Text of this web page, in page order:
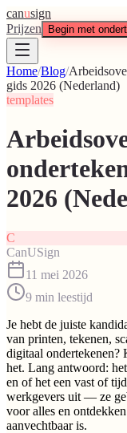
canusign
Prijzen
Begin met
Home/Blog/
gids 2026 (Nederland)
templates
2026
C
CanUSign
11 mei 2026
9 min leestijd
Je hebt de juiste
van printen, tekenen,
digitaal ondertekenen?
het. Lang antwoord:
en of het een vast of
werkgevers uit — ze
voor alles en
aanvechtbaar is.